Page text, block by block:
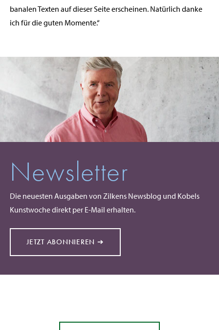
banalen Texten auf dieser Seite erscheinen. Natürlich danke
ich für die guten Momente.“
Newsletter
Die neuesten Ausgaben von Zilkens Newsblog und Kobels
Kunstwoche direkt per E-Mail erhalten.
JETZT ABONNIEREN ➔